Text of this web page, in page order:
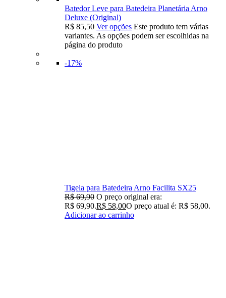
Batedor Leve para Batedeira Planetária Arno
Deluxe (Original)
R$ 85,50 Ver opções Este produto tem várias
variantes. As opções podem ser escolhidas na
página do produto
-17%
Tigela para Batedeira Arno Facilita SX25
R$69,90 O preço original era:
R$ 69,90.R$ 58,00O preço atual é: R$ 58,00.
Adicionar ao carrinho